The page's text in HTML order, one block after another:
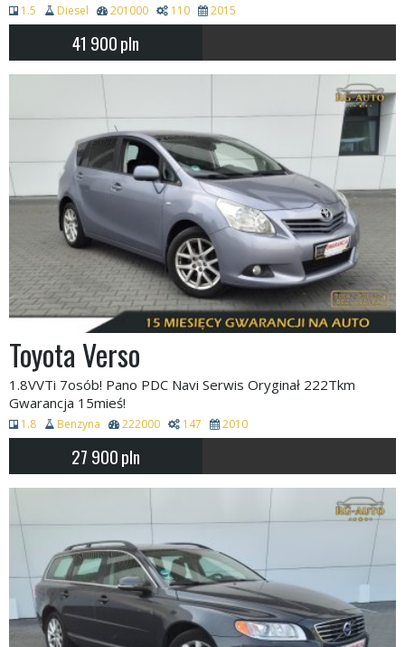
1.5 Diesel 201000 110 2015
41 900pln
Toyota Verso
1.8VVTi 7osób! Pano PDC Navi Serwis Oryginał 222Tkm
Gwarancja 15mieś!
1.8 Benzyna 222000 147 2010
27 900pln